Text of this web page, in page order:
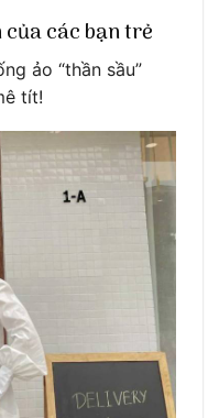
các bạn trẻ
ảo “thần sầu”
tít!